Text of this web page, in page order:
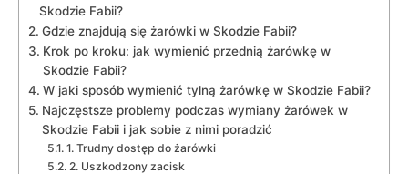
‌Skodzie Fabii?
Gdzie ‌znajdują się żarówki w Skodzie Fabii?
Krok po‌ kroku: jak wymienić przednią żarówkę w
Skodzie Fabii?
W jaki sposób wymienić‌ tylną żarówkę w Skodzie Fabii?
Najczęstsze problemy podczas wymiany żarówek w
Skodzie Fabii i jak sobie z nimi poradzić
1. Trudny dostęp do żarówki
2. Uszkodzony zacisk